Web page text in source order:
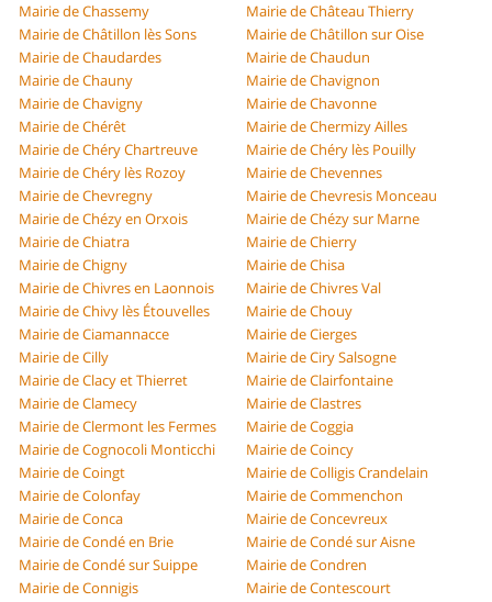
Mairie de Chassemy
Mairie de Château Thierry
Mairie de Châtillon lès Sons
Mairie de Châtillon sur Oise
Mairie de Chaudardes
Mairie de Chaudun
Mairie de Chauny
Mairie de Chavignon
Mairie de Chavigny
Mairie de Chavonne
Mairie de Chérêt
Mairie de Chermizy Ailles
Mairie de Chéry Chartreuve
Mairie de Chéry lès Pouilly
Mairie de Chéry lès Rozoy
Mairie de Chevennes
Mairie de Chevregny
Mairie de Chevresis Monceau
Mairie de Chézy en Orxois
Mairie de Chézy sur Marne
Mairie de Chiatra
Mairie de Chierry
Mairie de Chigny
Mairie de Chisa
Mairie de Chivres en Laonnois
Mairie de Chivres Val
Mairie de Chivy lès Étouvelles
Mairie de Chouy
Mairie de Ciamannacce
Mairie de Cierges
Mairie de Cilly
Mairie de Ciry Salsogne
Mairie de Clacy et Thierret
Mairie de Clairfontaine
Mairie de Clamecy
Mairie de Clastres
Mairie de Clermont les Fermes
Mairie de Coggia
Mairie de Cognocoli Monticchi
Mairie de Coincy
Mairie de Coingt
Mairie de Colligis Crandelain
Mairie de Colonfay
Mairie de Commenchon
Mairie de Conca
Mairie de Concevreux
Mairie de Condé en Brie
Mairie de Condé sur Aisne
Mairie de Condé sur Suippe
Mairie de Condren
Mairie de Connigis
Mairie de Contescourt